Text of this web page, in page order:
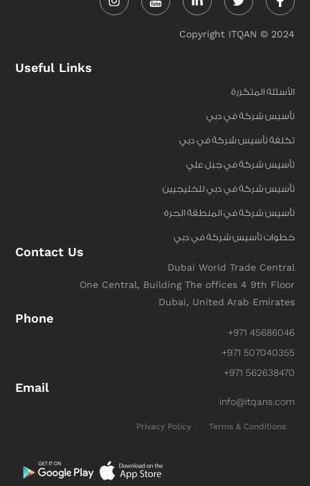
Copyright ITQAN © 2024
Useful Links
الأسئلة المتكررة
تأسيس شركة في دبي
تكلفة تأسيس شركة في دبي
تأسيس شركة في جبل علي
تأسيس شركة في دبي للخليجيين
تأسيس شركة في المنطقة الحرة
خطوات تأسيس شركة في دبي
Contact Us
Dubai World Trade Central
One Central, Building The offices 4 9th Floor
Dubai, United Arab Emirates
Phone
+971 45686046
+971 507040355
+971 562638470
Email
info@itqans.com
Privacy Policy Terms & Conditions